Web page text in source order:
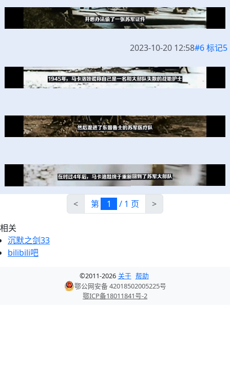
2023-10-20 12:58#6 标记5
< 第 / 1 页 >
相关
沉默之剑33
bilibili吧
©2011-2026 关于 帮助
鄂公网安备 42018502005225号
鄂ICP备18011841号-2